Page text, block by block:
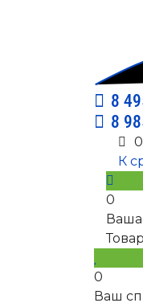
8
8
0
К
0
Ваша
0
Ваш